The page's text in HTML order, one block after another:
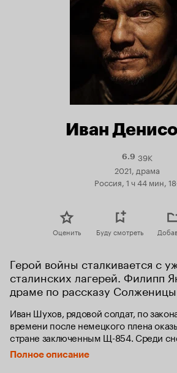
Иван
6.9Рейтинг
Кинопоиска
6.9
39K
2021, драма
Россия, 1 ч 44 мин,
Оценить Буду смотреть
Герой войны сталкивается с
сталинских лагерей. Филипп
драме по рассказу
Иван Шухов, рядовой солдат, по
времени после немецкого плена
стране заключенным Щ-854. Среди
с другими зеками Шухов строит
космической промышленности.
Полное описание